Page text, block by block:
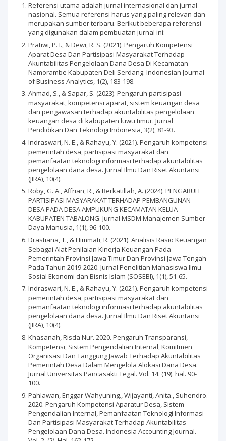
Referensi utama adalah jurnal internasional dan jurnal
nasional. Semua referensi harus yang paling relevan dan
merupakan sumber terbaru. Berikut beberapa referensi
yang digunakan dalam pembuatan jurnal ini:
Pratiwi, P. I., & Dewi, R. S. (2021). Pengaruh Kompetensi
Aparat Desa Dan Partisipasi Masyarakat Terhadap
Akuntabilitas Pengelolaan Dana Desa Di Kecamatan
Namorambe Kabupaten Deli Serdang. Indonesian Journal
of Business Analytics, 1(2), 183-198.
Ahmad, S., & Sapar, S. (2023). Pengaruh partisipasi
masyarakat, kompetensi aparat, sistem keuangan desa
dan pengawasan terhadap akuntabilitas pengelolaan
keuangan desa di kabupaten luwu timur. Jurnal
Pendidikan Dan Teknologi Indonesia, 3(2), 81-93.
Indraswari, N. E., & Rahayu, Y. (2021). Pengaruh kompetensi
pemerintah desa, partisipasi masyarakat dan
pemanfaatan teknologi informasi terhadap akuntabilitas
pengelolaan dana desa. Jurnal Ilmu Dan Riset Akuntansi
(JIRA), 10(4).
Roby, G. A., Affrian, R., & Berkatillah, A. (2024). PENGARUH
PARTISIPASI MASYARAKAT TERHADAP PEMBANGUNAN
DESA PADA DESA AMPUKUNG KECAMATAN KELUA
KABUPATEN TABALONG. Jurnal MSDM Manajemen Sumber
Daya Manusia, 1(1), 96-100.
Drastiana, T., & Himmati, R. (2021). Analisis Rasio Keuangan
Sebagai Alat Penilaian Kinerja Keuangan Pada
Pemerintah Provinsi Jawa Timur Dan Provinsi Jawa Tengah
Pada Tahun 2019-2020. Jurnal Penelitian Mahasiswa Ilmu
Sosial Ekonomi dan Bisnis Islam (SOSEBI), 1(1), 51-65.
Indraswari, N. E., & Rahayu, Y. (2021). Pengaruh kompetensi
pemerintah desa, partisipasi masyarakat dan
pemanfaatan teknologi informasi terhadap akuntabilitas
pengelolaan dana desa. Jurnal Ilmu Dan Riset Akuntansi
(JIRA), 10(4).
Khasanah, Risda Nur. 2020. Pengaruh Transparansi,
Kompetensi, Sistem Pengendalian Internal, Komitmen
Organisasi Dan Tanggung Jawab Terhadap Akuntabilitas
Pemerintah Desa Dalam Mengelola Alokasi Dana Desa.
Jurnal Universitas Pancasakti Tegal. Vol. 14. (19). hal. 90-
100.
Pahlawan, Enggar Wahyuning., Wijayanti, Anita., Suhendro.
2020. Pengaruh Kompetensi Aparatur Desa, Sistem
Pengendalian Internal, Pemanfaatan Teknologi Informasi
Dan Partisipasi Masyarakat Terhadap Akuntabilitas
Pengelolaan Dana Desa. Indonesia Accounting Journal.